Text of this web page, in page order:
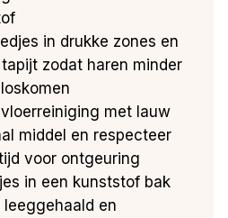
in drukke zones en
zodat haren minder
met lauw
middel en respecteer
voor ontgeuring
in een kunststof bak
en